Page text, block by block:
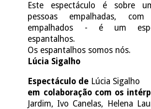
Este espectáculo é sobre
pessoas empalhadas, com
empalhados - é um
espantalhos.
Os espantalhos somos nós.
Lúcia Sigalho
Espectáculo de Lúcia Sigalho
em colaboração com os
Jardim, Ivo Canelas, Helena